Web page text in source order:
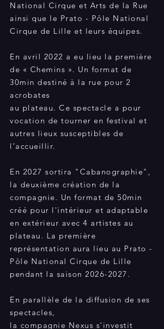
National Cirque et Arts de la Rue
ainsi que le Prato - Pôle National
Cirque de Lille et leurs équipes.
En avril 2022 a eu lieu la première
de « Chemins ». Un format de
30min destiné à la rue pour 2
acrobates
au plateau. Ce spectacle a pour
vocation de tourner en festival et
autres lieux susceptibles de
l’accueillir.
En 2027 sortira "Cabanographie",
la deuxième création de la
compagnie. Un format de 50min
créé pour l'intérieur et adaptable
en extérieur avec 4 artistes au
plateau. La première
représentation aura lieu au Prato -
Pôle National Cirque de Lille
pendant la saison 2026-2027 .
En parallèle de la diffusion de ses
spectacles,
la compagnie Nexus s’investit